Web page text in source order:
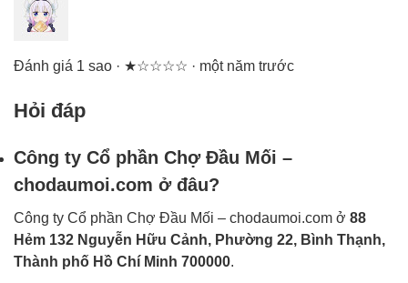
Đánh giá 1 sao · ★☆☆☆☆ · một năm trước
Hỏi đáp
Công ty Cổ phần Chợ Đầu Mối –
chodaumoi.com ở đâu?
Công ty Cổ phần Chợ Đầu Mối – chodaumoi.com ở 88
Hẻm 132 Nguyễn Hữu Cảnh, Phường 22, Bình Thạnh,
Thành phố Hồ Chí Minh 700000.